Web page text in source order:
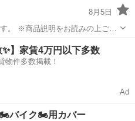
8月5日
。 ※商品説明をお読みの上ご納
ーオーディオ ワゴンR
✨】家賃4万円以下多数
物件多数掲載！
Ad
バイク🏍️用カバー